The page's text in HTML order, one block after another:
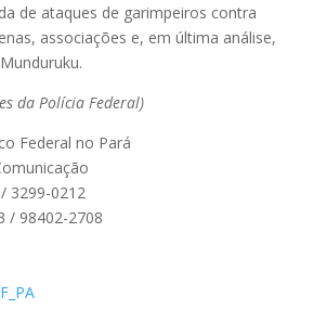
de ataques de garimpeiros contra
associações e, em última análise,
da Polícia Federal)
Federal no Pará
3299-0212
/ 98402-2708